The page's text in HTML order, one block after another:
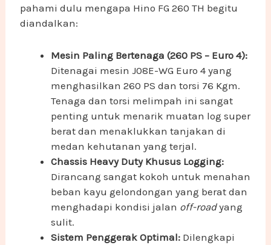
pahami dulu mengapa Hino FG 260 TH begitu
diandalkan:
Mesin Paling Bertenaga (260 PS – Euro 4):
Ditenagai mesin J08E-WG Euro 4 yang
menghasilkan 260 PS dan torsi 76 Kgm.
Tenaga dan torsi melimpah ini sangat
penting untuk menarik muatan log super
berat dan menaklukkan tanjakan di
medan kehutanan yang terjal.
Chassis Heavy Duty Khusus Logging:
Dirancang sangat kokoh untuk menahan
beban kayu gelondongan yang berat dan
menghadapi kondisi jalan off-roadyang
sulit.
Sistem Penggerak Optimal: Dilengkapi